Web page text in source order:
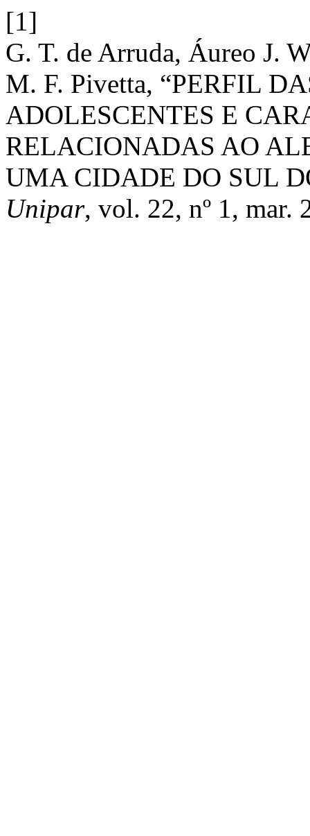
[1]
G. T. de Arruda, Áureo J.
M. F. Pivetta, “PERFIL
ADOLESCENTES E
RELACIONADAS AO
UMA CIDADE DO SUL
Unipar, vol. 22, nº 1, mar.